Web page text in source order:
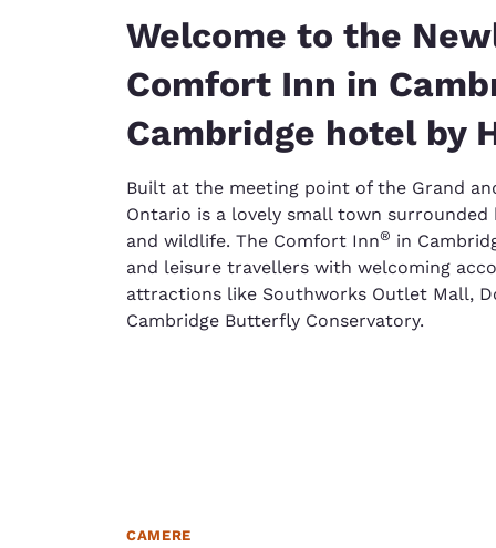
Welcome to the
Comfort Inn in
Cambridge hotel by
Built at the meeting point of the Grand
Ontario is a lovely small town
and wildlife. The Comfort Inn® in
and leisure travellers with welcoming
attractions like Southworks Outlet Mall,
Cambridge Butterfly Conservatory.
CAMERE